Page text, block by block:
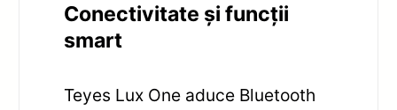
Conectivitate și funcții
smart
Teyes Lux One aduce Bluetooth